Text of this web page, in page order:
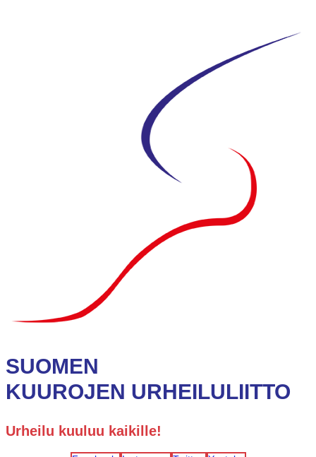
SUOMEN
KUUROJEN URHEILULIITTO
Urheilu kuuluu kaikille!